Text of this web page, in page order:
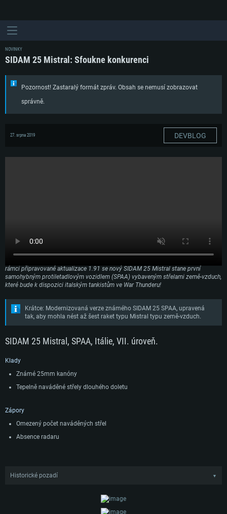
NOVINKY
SIDAM 25 Mistral: Sfoukne konkurenci
Pozornost! Zastaralý formát zpráv. Obsah se nemusí zobrazovat
správně.
27. srpna 2019 DEVBLOG
V polovině 90. let zahájila italská armáda program modernizace pro protiletadlové
rámci připravované aktualizace 1.91 se nový SIDAM 25 Mistral stane první
samohybným protiletadlovým vozidlem (SPAA) vybaveným střelami země-vzduch,
které bude k dispozici italským tankistům ve War Thunderu!
Krátce: Modernizovaná verze známého SIDAM 25 SPAA, upravená
tak, aby mohla nést až šest raket typu Mistral typu země-vzduch.
SIDAM 25 Mistral, SPAA, Itálie, VII. úroveň.
Klady
Známé 25mm kanóny
Tepelně naváděné střely dlouhého doletu
Zápory
Omezený počet naváděných střel
Absence radaru
Historické pozadí ▼
italští inženýři navrhli doplnění výzbroje o rakety Mistral země-vzduch s cílem
vylepšit schopnosti boje na větší vzdálenosti a bojové výkony celkově.